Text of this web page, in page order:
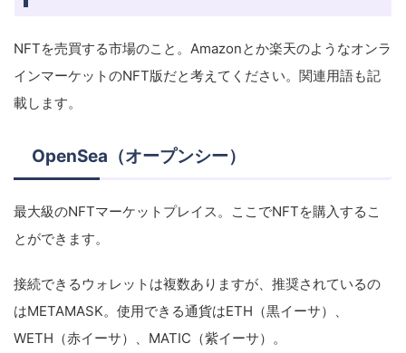
NFTを売買する市場のこと。Amazonとか楽天のようなオンラ
インマーケットのNFT版だと考えてください。関連用語も記
載します。
OpenSea（オープンシー）
最大級のNFTマーケットプレイス。ここでNFTを購入するこ
とができます。
接続できるウォレットは複数ありますが、推奨されているの
はMETAMASK。使用できる通貨はETH（黒イーサ）、
WETH（赤イーサ）、MATIC（紫イーサ）。